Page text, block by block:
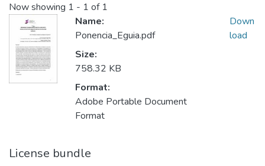
Now showing 1 - 1 of 1
Name:
Ponencia_Eguia.pdf
Size:
758.32 KB
Format:
Adobe Portable Document
Format
Down
load
License bundle